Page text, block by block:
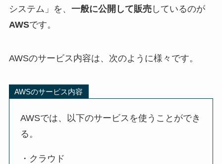
システム」を、 一般に公開して販売しているのが
AWSです。
AWSのサービス内容は、次のように様々です。
AWSのサービス内容
AWSでは、以下のサービスを使うことができ
る。
・クラウド